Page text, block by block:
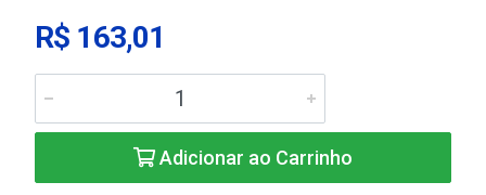
R$ 163,01
Adicionar ao Carrinho